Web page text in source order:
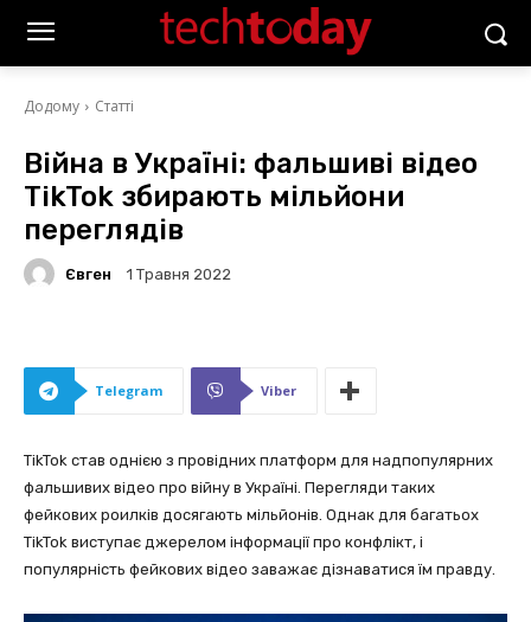
Додому Статті
Війна в Україні: фальшиві відео
TikTok збирають мільйони
переглядів
Євген 1 Травня 2022
Telegram Viber
TikTok став однією з провідних платформ для надпопулярних
фальшивих відео про війну в Україні. Перегляди таких
фейкових роилків досягають мільйонів. Однак для багатьох
TikTok виступає джерелом інформації про конфлікт, і
популярність фейкових відео заважає дізнаватися їм правду.